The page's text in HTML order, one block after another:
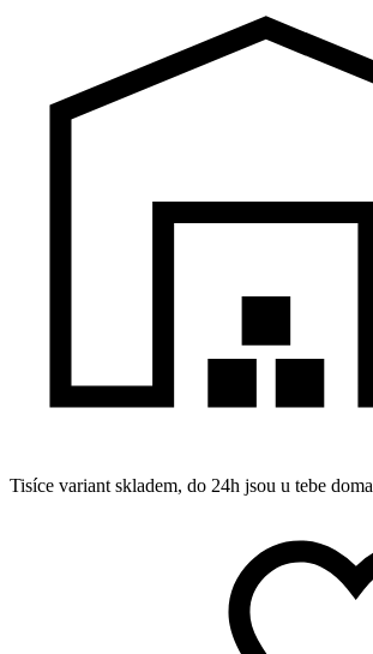
Tisíce variant skladem, do 24h jsou u tebe doma